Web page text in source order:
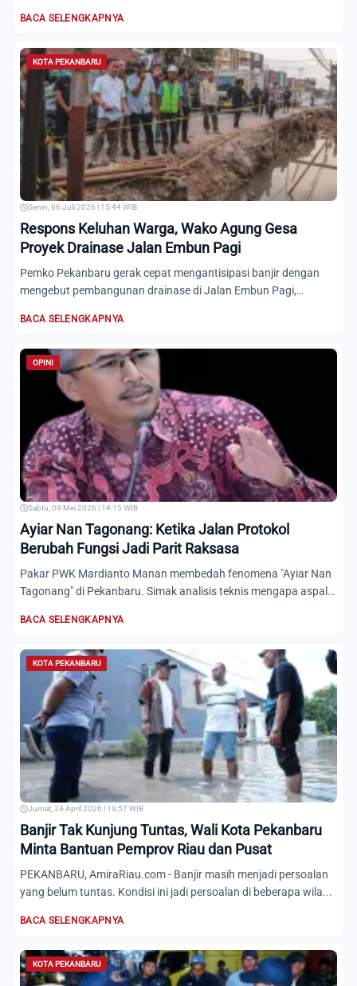
BACA SELENGKAPNYA
KOTA PEKANBARU
Senin, 06 Juli 2026 | 15:44 WIB
Respons Keluhan Warga, Wako Agung Gesa
Proyek Drainase Jalan Embun Pagi
Pemko Pekanbaru gerak cepat mengantisipasi banjir dengan
mengebut pembangunan drainase di Jalan Embun Pagi,
BACA SELENGKAPNYA
OPINI
Sabtu, 09 Mei 2026 | 14:15 WIB
Ayiar Nan Tagonang: Ketika Jalan Protokol
Berubah Fungsi Jadi Parit Raksasa
Pakar PWK Mardianto Manan membedah fenomena "Ayiar Nan
Tagonang" di Pekanbaru. Simak analisis teknis mengapa aspal
BACA SELENGKAPNYA
KOTA PEKANBARU
Jumat, 24 April 2026 | 19:57 WIB
Banjir Tak Kunjung Tuntas, Wali Kota Pekanbaru
Minta Bantuan Pemprov Riau dan Pusat
PEKANBARU, AmiraRiau.com - Banjir masih menjadi persoalan
yang belum tuntas. Kondisi ini jadi persoalan di beberapa wila...
BACA SELENGKAPNYA
KOTA PEKANBARU